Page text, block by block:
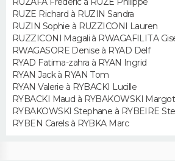
RUZE Richard à RUZIN Sandra
RUZIN Sophie à RUZZICONI Lauren
RUZZICONI Magali à RWAGAFILITA
RWAGASORE Denise à RYAD Delf
RYAD Fatima-zahra à RYAN Ingrid
RYAN Jack à RYAN Tom
RYAN Valerie à RYBACKI Lucille
RYBACKI Maud à RYBAKOWSKI Margot
RYBAKOWSKI Stephane à RYBEIRE
RYBEN Carels à RYBKA Marc